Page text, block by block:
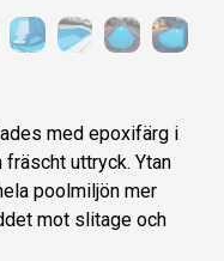
med epoxifärg i
uttryck. Ytan
poolmiljön mer
mot slitage och